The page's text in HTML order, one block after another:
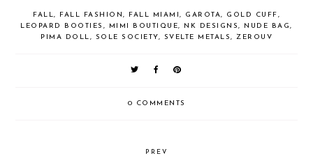
FALL, FALL FASHION, FALL MIAMI , GAROTA, GOLD CUFF,
LEOPARD BOOTIES , MIMI BOUTIQUE, NK DESIGNS, NUDE BAG,
PIMA DOLL, SOLE SOCIETY, SVELTE METALS, ZEROUV
0 COMMENTS
PREV